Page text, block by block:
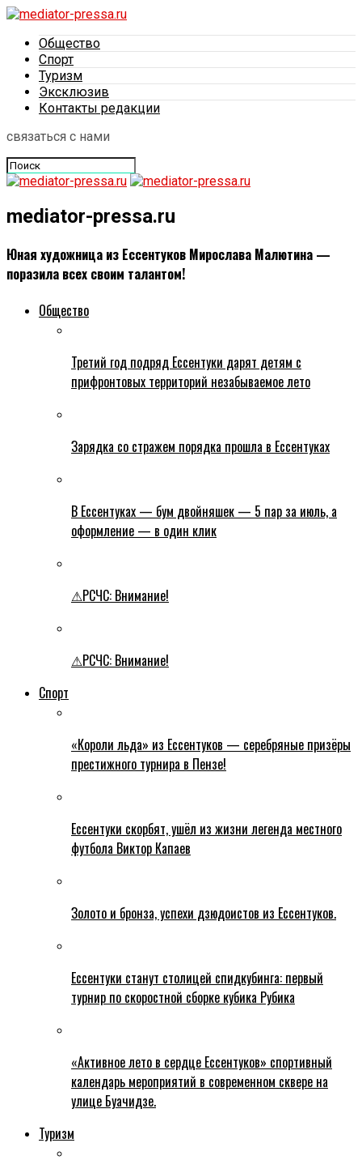
Общество
Спорт
Туризм
Эксклюзив
Контакты редакции
связаться с нами
mediator-pressa.ru
Юная художница из Ессентуков Мирослава Малютина —
поразила всех своим талантом!
Общество
Третий год подряд Ессентуки дарят детям с
прифронтовых территорий незабываемое лето
Зарядка со стражем порядка прошла в Ессентуках
В Ессентуках — бум двойняшек — 5 пар за июль, а
оформление — в один клик
⚠РСЧС: Внимание!
⚠РСЧС: Внимание!
Спорт
«Короли льда» из Ессентуков — серебряные призёры
престижного турнира в Пензе!
Ессентуки скорбят, ушёл из жизни легенда местного
футбола Виктор Капаев
Золото и бронза, успехи дзюдоистов из Ессентуков.
Ессентуки станут столицей спидкубинга: первый
турнир по скоростной сборке кубика Рубика
«Активное лето в сердце Ессентуков» спортивный
календарь мероприятий в современном сквере на
улице Буачидзе.
Туризм